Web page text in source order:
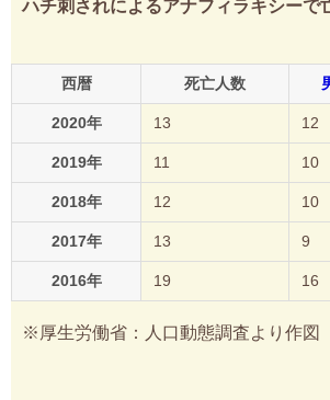
ハチ刺されによるアナフィラキシーで
西暦 死亡人数
2020年 13 12
2019年 11 10
2018年 12 10
2017年 13 9
2016年 19 16
※厚生労働省：人口動態調査より作図